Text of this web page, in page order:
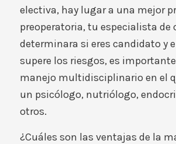
electiva, hay lugar a una mejor
preoperatoria, tu especialista de
determinara si eres candidato y
supere los riesgos, es
manejo multidisciplinario en el
un psicólogo, nutriólogo,
otros.
¿Cuáles son las ventajas de la